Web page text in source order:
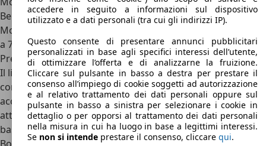
Benzina
Motore 8.0, W16 quadriturbo, 1.500 CV, cambio automatico
a 7 rapporti, trazione integrale
Prezzi Bugatti Chiron
Il listino prezzi della Bugatti Chiron non è mai stato diffuso
con dovizia di particolari ma si sa che il suo prezzo, senza
accessori ed escludendo le serie limitate, si è sempre
attestatotra i 2,5 milioni di euro e i 3,6 milioni di euroin
base alla versione speciale (Super Sport 300+, Mistral,
accedere in seguito a informazioni sul dispositivo
utilizzato e a dati personali (tra cui gli indirizzi IP).
Questo consente di presentare annunci pubblicitari
personalizzati in base agli specifici interessi dell’utente,
di ottimizzare l’offerta e di analizzarne la fruizione.
Cliccare sul pulsante in basso a destra per prestare il
consenso all’impiego di cookie soggetti ad autorizzazione
e al relativo trattamento dei dati personali oppure sul
pulsante in basso a sinistra per selezionare i cookie in
dettaglio o per opporsi al trattamento dei dati personali
nella misura in cui ha luogo in base a legittimi interessi.
Se non si intende prestare il consenso, cliccare qui.